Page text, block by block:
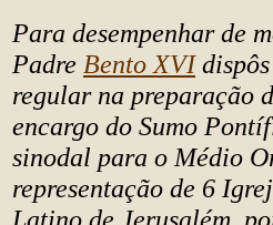
Para desempenhar de
Padre Bento XVIdispôs
regular na preparação
encargo do Sumo
sinodal para o Médio
representação de 6
Latino de Jerusalém,